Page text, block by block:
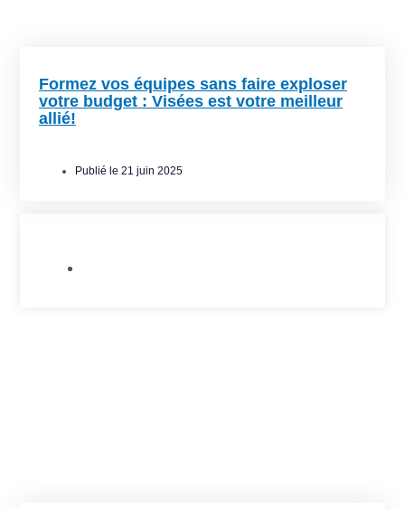
Formez vos équipes sans faire exploser
votre budget : Visées est votre meilleur
allié!
Publié le 21 juin 2025